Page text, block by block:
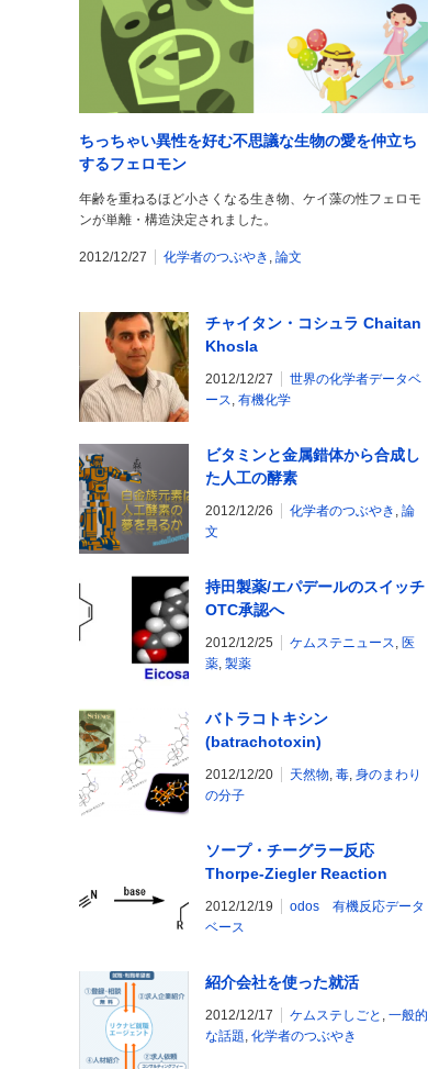
ちっちゃい異性を好む不思議な生物の愛を仲立ち
するフェロモン
年齢を重ねるほど小さくなる生き物、ケイ藻の性フェロモ
ンが単離・構造決定されました。
2012/12/27 化学者のつぶやき , 論文
チャイタン・コシュラ Chaitan
Khosla
2012/12/27
世界の化学者データベ
ース, 有機化学
ビタミンと金属錯体から合成し
た人工の酵素
2012/12/26 化学者のつぶやき , 論
文
持田製薬/エパデールのスイッチ
OTC承認へ
2012/12/25 ケムステニュース, 医
薬, 製薬
バトラコトキシン
(batrachotoxin)
2012/12/20 天然物, 毒, 身のまわり
の分子
ソープ・チーグラー反応
Thorpe-Ziegler Reaction
2012/12/19
odos 有機反応データ
ベース
紹介会社を使った就活
2012/12/17 ケムステしごと , 一般的
な話題, 化学者のつぶやき